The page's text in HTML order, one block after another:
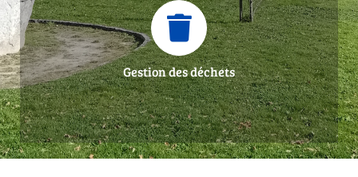
Gestion des déchets